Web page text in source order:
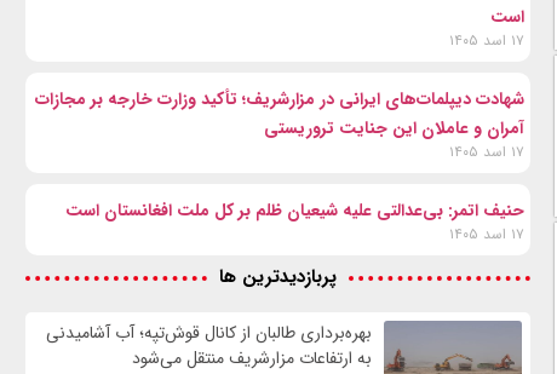
است
۱۷ اسد ۱۴۰۵
شهادت‌ دیپلمات‌های ایرانی در مزارشریف؛ تأکید وزارت خارجه بر مجازات
آمران و عاملان این جنایت تروریستی
۱۷ اسد ۱۴۰۵
حنیف اتمر: بی‌عدالتی علیه شیعیان ظلم بر کل ملت افغانستان است
۱۷ اسد ۱۴۰۵
پربازدیدترین ها
بهره‌برداری طالبان از کانال قوش‌تپه؛ آب آشامیدنی
به ارتفاعات مزارشریف منتقل می‌شود